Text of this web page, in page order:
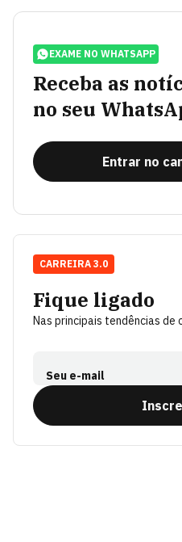
EXAME NO WHATSAPP
Receba as
no seu
Entrar no
Fique ligado
Nas principais tendências de
Seu e-mail
CARREIRA 3.0